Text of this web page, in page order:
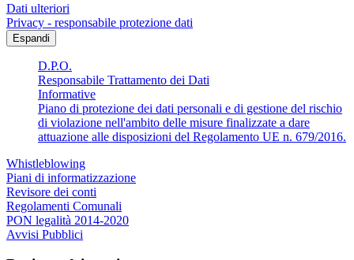
Dati ulteriori
Privacy - responsabile protezione dati
Espandi
D.P.O.
Responsabile Trattamento dei Dati
Informative
Piano di protezione dei dati personali e di gestione del rischio
di violazione nell'ambito delle misure finalizzate a dare
attuazione alle disposizioni del Regolamento UE n. 679/2016.
Whistleblowing
Piani di informatizzazione
Revisore dei conti
Regolamenti Comunali
PON legalità 2014-2020
Avvisi Pubblici